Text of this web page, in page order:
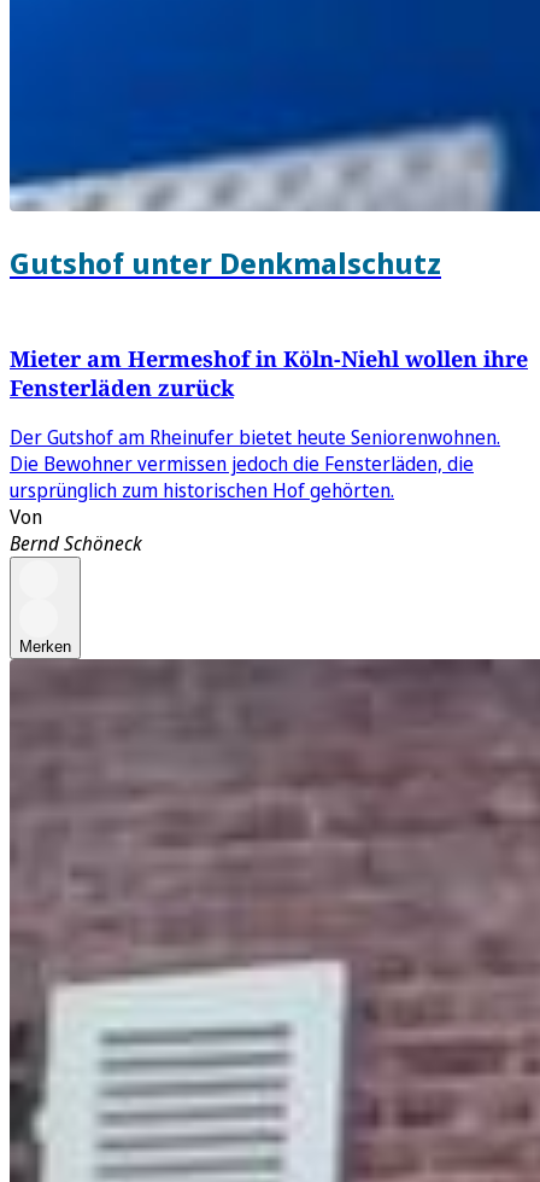
Gutshof unter Denkmalschutz
Mieter am Hermeshof in Köln-Niehl wollen ihre
Fensterläden zurück
Der Gutshof am Rheinufer bietet heute Seniorenwohnen.
Die Bewohner vermissen jedoch die Fensterläden, die
ursprünglich zum historischen Hof gehörten.
Von
Bernd Schöneck
Merken